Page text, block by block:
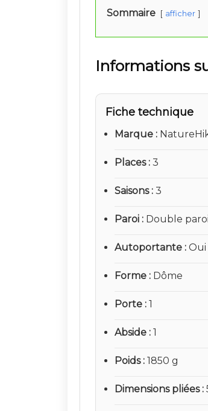
Sommaire afficher
Informations
Fiche technique
Marque
Places 3
Saisons 3
Paroi Double paroi
Autoportante Oui
Forme Dôme
Porte 1
Abside 1
Poids 1850 g
Dimensions pliées